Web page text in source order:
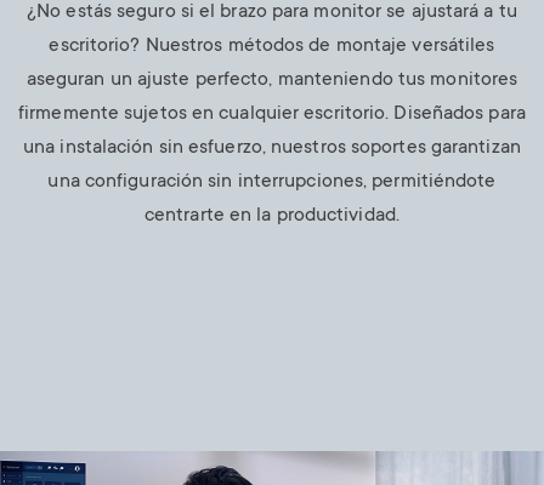
¿No estás seguro si el brazo para monitor se ajustará a tu
escritorio? Nuestros métodos de montaje versátiles
aseguran un ajuste perfecto, manteniendo tus monitores
firmemente sujetos en cualquier escritorio. Diseñados para
una instalación sin esfuerzo, nuestros soportes garantizan
una configuración sin interrupciones, permitiéndote
centrarte en la productividad.
Image